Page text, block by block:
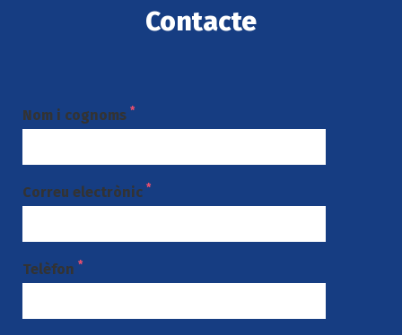
Contacte
Nom i cognoms *
Correu electrònic *
Telèfon *